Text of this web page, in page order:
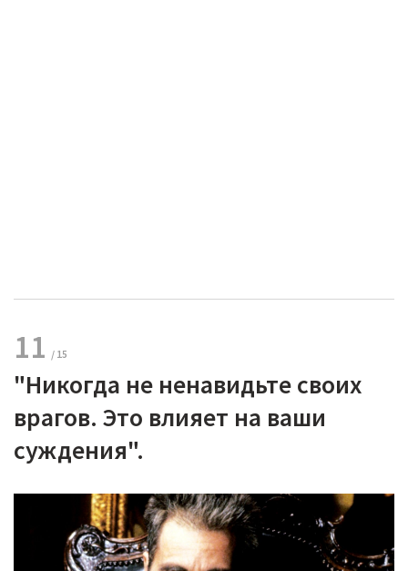
11
"Никогда не ненавидьте своих
врагов. Это влияет на ваши
суждения".